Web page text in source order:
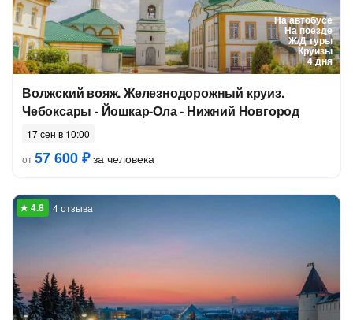
На автобусе
На поезде
Ж/Д туры
Круизы
4 дня
Волжский вояж. Железнодорожный круиз.
Чебоксары - Йошкар-Ола - Нижний Новгород
17 сен в 10:00
от57 600 ₽за человека
4 отзыва